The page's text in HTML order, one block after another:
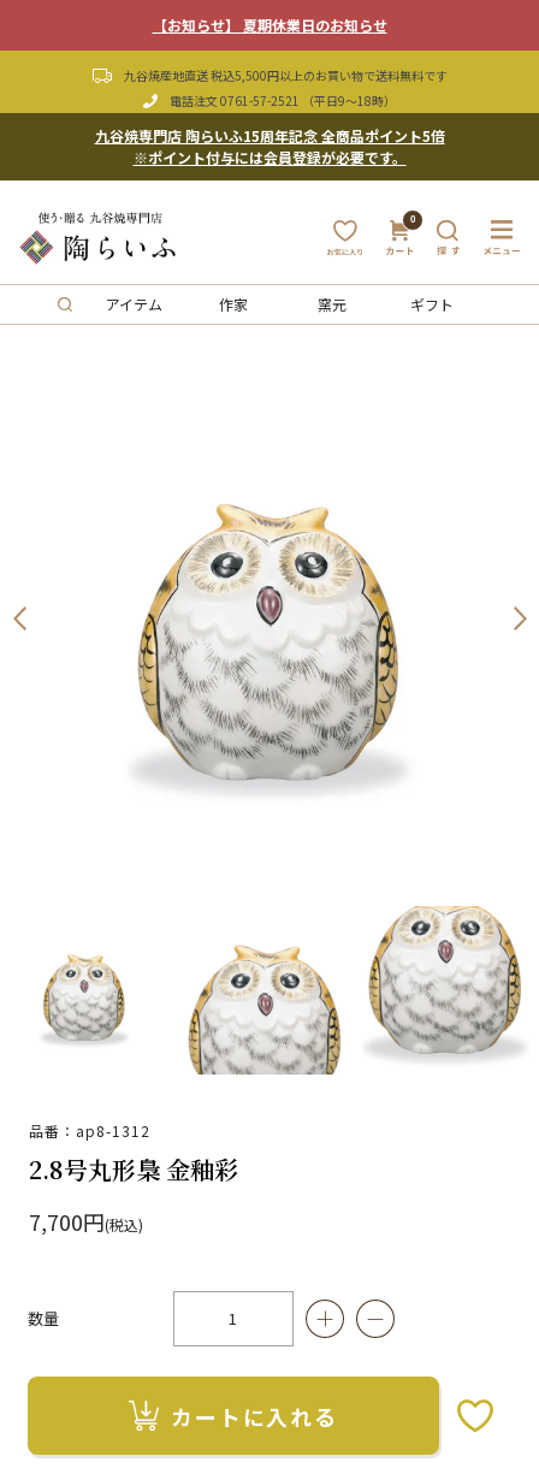
【お知らせ】 夏期休業日のお知らせ
九谷焼産地直送 税込5,500円以上のお買い物で送料無料です
電話注文 0761-57-2521 （平日9〜18時）
九谷焼専門店 陶らいふ15周年記念 全商品ポイント5倍
※ポイント付与には会員登録が必要です。
0
アイテム 作家 窯元 ギフト
品番：ap8-1312
2.8号丸形梟 金釉彩
7,700円(税込)
数量
カートに入れる